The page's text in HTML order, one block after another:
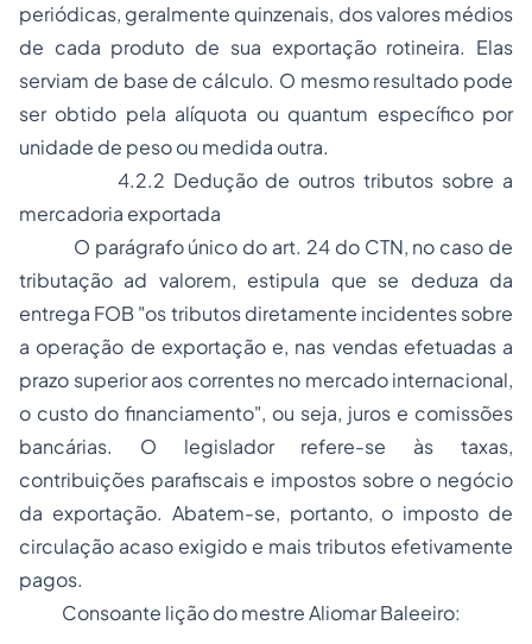
periódicas, geralmente quinzenais, dos valores médios
de cada produto de sua exportação rotineira. Elas
serviam de base de cálculo. O mesmo resultado pode
ser obtido pela alíquota ou quantum específico por
unidade de peso ou medida outra.
4.2.2 Dedução de outros tributos sobre a
mercadoria exportada
O parágrafo único do art. 24 do CTN, no caso de
tributação ad valorem, estipula que se deduza da
entrega FOB "os tributos diretamente incidentes sobre
a operação de exportação e, nas vendas efetuadas a
prazo superior aos correntes no mercado internacional,
o custo do financiamento", ou seja, juros e comissões
bancárias. O legislador refere-se às taxas,
contribuições parafiscais e impostos sobre o negócio
da exportação. Abatem-se, portanto, o imposto de
circulação acaso exigido e mais tributos efetivamente
pagos.
Consoante lição do mestre Aliomar Baleeiro: